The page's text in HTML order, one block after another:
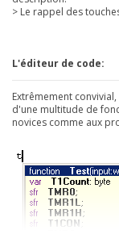
> Le rappel des
L'éditeur de code:
Extrêmement
d'une multitude de
novices comme aux